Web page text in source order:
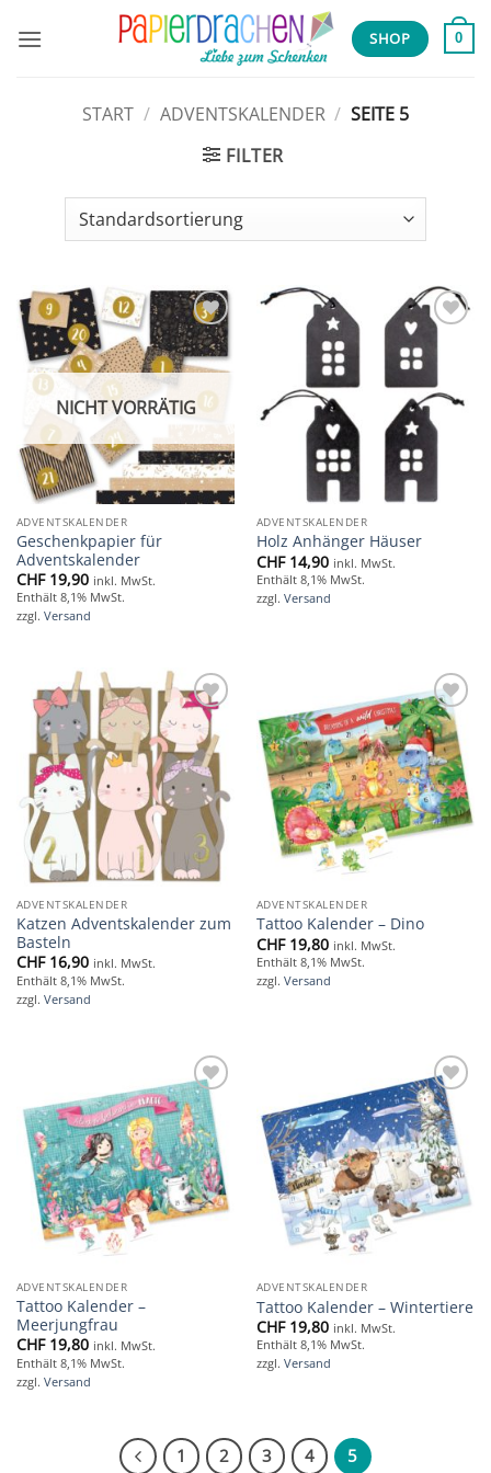
Inhalt
SHOP 0
START / ADVENTSKALENDER / SEITE 5
FILTER
Add to
wishlist
NICHT VORRÄTIG
ADVENTSKALENDER
Geschenkpapier für
Adventskalender
CHF19,90 inkl. MwSt.
Enthält 8,1% MwSt.
zzgl. Versand
wishlist
ADVENTSKALENDER
Holz Anhänger Häuser
CHF14,90 inkl. MwSt.
Enthält 8,1% MwSt.
zzgl. Versand
Add to
wishlist
ADVENTSKALENDER
Katzen Adventskalender zum
Basteln
CHF16,90 inkl. MwSt.
Enthält 8,1% MwSt.
zzgl. Versand
Add to
wishlist
ADVENTSKALENDER
Tattoo Kalender – Dino
CHF19,80 inkl. MwSt.
Enthält 8,1% MwSt.
zzgl. Versand
Add to
wishlist
ADVENTSKALENDER
Tattoo Kalender –
Meerjungfrau
CHF19,80 inkl. MwSt.
Enthält 8,1% MwSt.
zzgl. Versand
Add to
wishlist
ADVENTSKALENDER
Tattoo Kalender – Wintertiere
CHF19,80 inkl. MwSt.
Enthält 8,1% MwSt.
zzgl. Versand
1 2 3 4 5